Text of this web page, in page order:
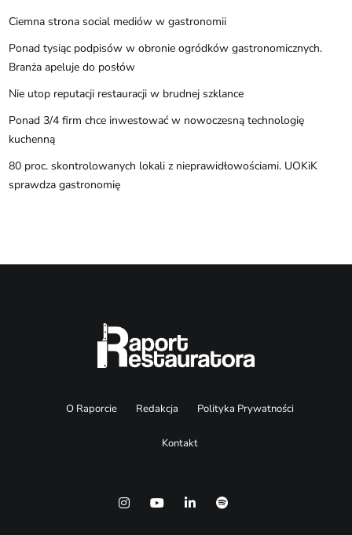
Ciemna strona social mediów w gastronomii
Ponad tysiąc podpisów w obronie ogródków gastronomicznych.
Branża apeluje do posłów
Nie utop reputacji restauracji w brudnej szklance
Ponad 3/4 firm chce inwestować w nowoczesną technologię
kuchenną
80 proc. skontrolowanych lokali z nieprawidłowościami. UOKiK
sprawdza gastronomię
O Raporcie Redakcja Polityka Prywatności
Kontakt